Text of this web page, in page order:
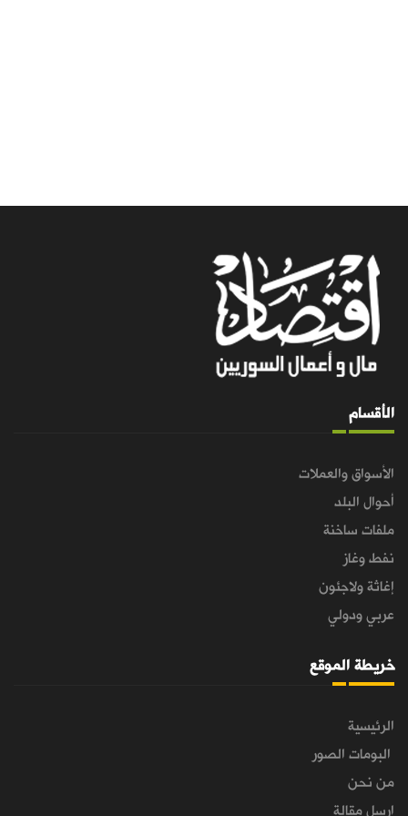
الأقسام
الأسواق والعملات
أحوال البلد
ملفات ساخنة
نفط وغاز
إغاثة ولاجئون
عربي ودولي
خريطة الموقع
الرئيسية
البومات الصور
من نحن